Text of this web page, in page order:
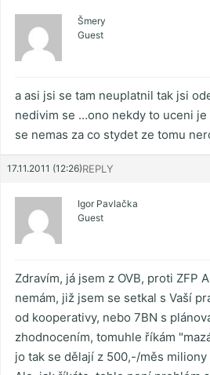
Šmery
Guest
a asi jsi se tam neuplatnil tak jsi
nedivim se …ono nekdy to uceni
se nemas za co stydet ze tomu
17.11.2011 (12:26)REPLY
Igor Pavlačka
Guest
Zdravím, já jsem z OVB, proti ZFP
nemám, již jsem se setkal s Vaší
od kooperativy, nebo 7BN s
zhodnocením, tomuhle říkám
jo tak se dělají z 500,-/měs